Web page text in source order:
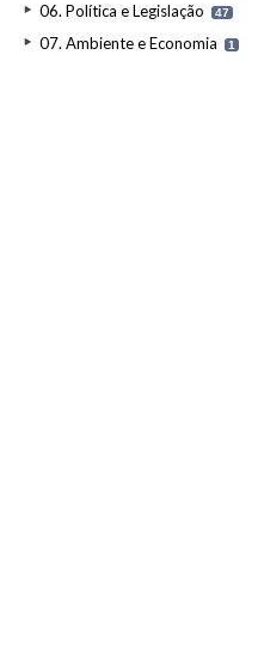
06. Política e Legislação 47
07. Ambiente e Economia 1